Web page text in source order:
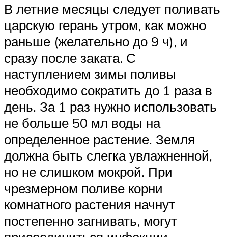
В летние месяцы следует поливать
царскую герань утром, как можно
раньше (желательно до 9 ч), и
сразу после заката. С
наступлением зимы поливы
необходимо сократить до 1 раза в
день. За 1 раз нужно использовать
не больше 50 мл воды на
определенное растение. Земля
должна быть слегка увлажненной,
но не слишком мокрой. При
чрезмерном поливе корни
комнатного растения начнут
постепенно загнивать, могут